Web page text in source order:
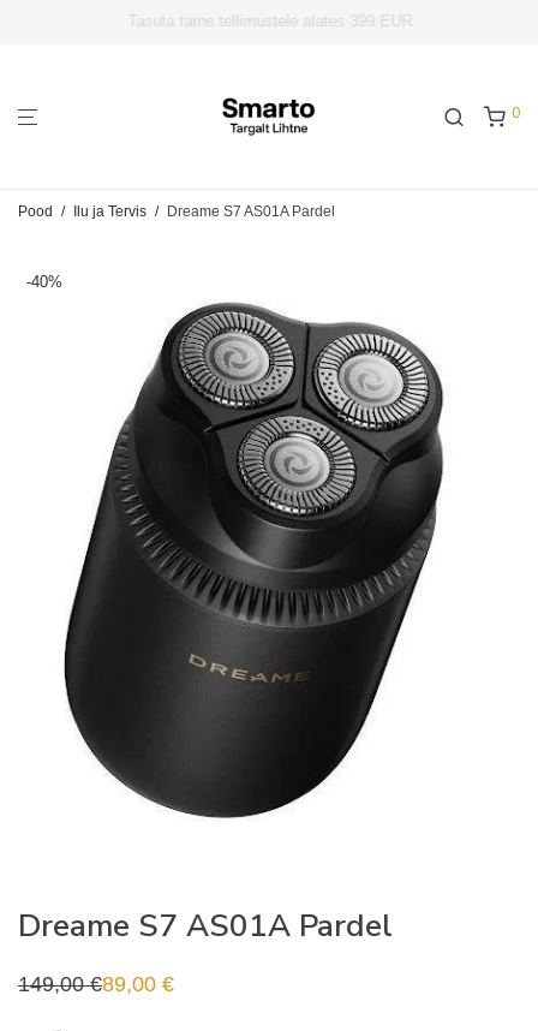
Eesti E-kaubanduse Liit liige!!
0
Pood / Ilu ja Tervis / Dreame S7 AS01A Pardel
-40%
Dreame S7 AS01A Pardel
149,00€
Algne
89,00 €
Praegune